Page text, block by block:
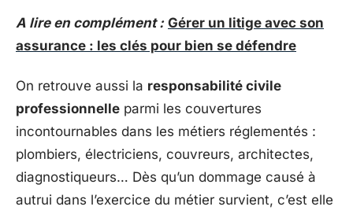
A lire en complément : Gérer un litige avec son
assurance : les clés pour bien se défendre
On retrouve aussi la responsabilité civile
professionnelle parmi les couvertures
incontournables dans les métiers réglementés :
plombiers, électriciens, couvreurs, architectes,
diagnostiqueurs… Dès qu’un dommage causé à
autrui dans l’exercice du métier survient, c’est elle